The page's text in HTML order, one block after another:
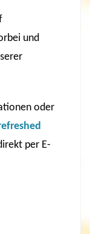
und
oder
per E-